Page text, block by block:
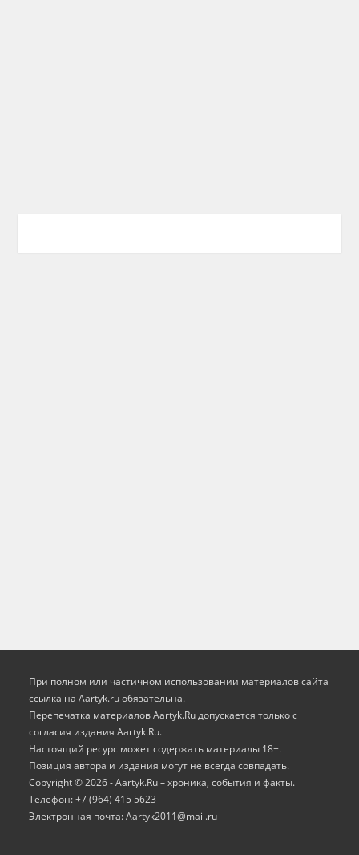
При полном или частичном использовании материалов сайта
ссылка на Aartyk.ru oбязательна.
Перепечатка материалов Aartyk.Ru допускается только с
согласия издания Aartyk.Ru.
Настоящий ресурс может содержать материалы 18+.
Позиция автора и издания могут не всегда совпадать.
Copyright © 2026 - Aartyk.Ru – хроника, события и факты.
Телефон: +7 (964) 415 5623
Электронная почта: Aartyk2011@mail.ru